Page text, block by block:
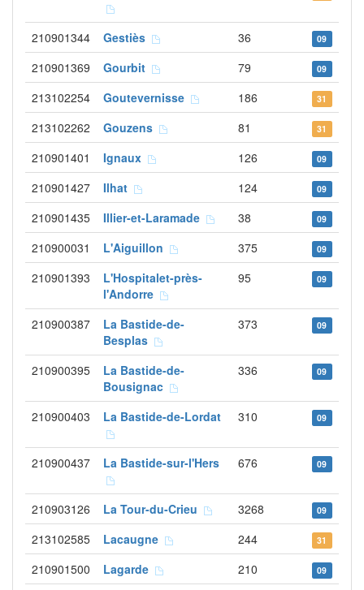
210901344 Gestiès 36 09
210901369 Gourbit 79 09
213102254 Goutevernisse 186 31
213102262 Gouzens 81 31
210901401 Ignaux 126 09
210901427 Ilhat 124 09
210901435 Illier-et-Laramade 38 09
210900031 L'Aiguillon 375 09
210901393
L'Hospitalet-près-
l'Andorre
95 09
210900387
La Bastide-de-
Besplas
373 09
210900395
La Bastide-de-
Bousignac
336 09
210900403 La Bastide-de-Lordat 310 09
210900437 La Bastide-sur-l'Hers 676 09
210903126 La Tour-du-Crieu 3268 09
213102585 Lacaugne 244 31
210901500 Lagarde 210 09